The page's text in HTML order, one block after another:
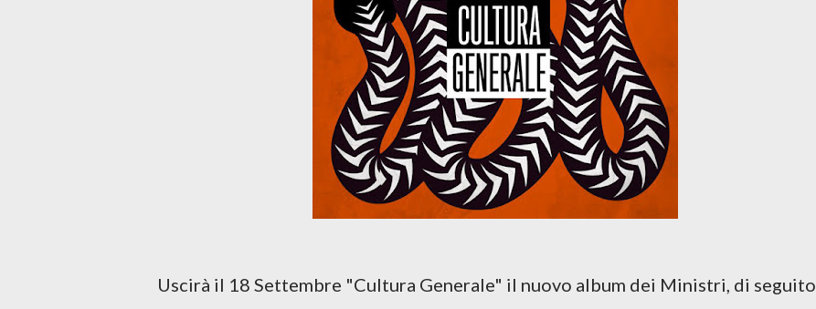
Uscirà il 18 Settembre "Cultura Generale" il nuovo album dei Ministri, di seguito